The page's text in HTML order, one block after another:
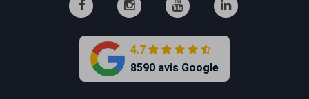
4.7
8590 avis Google